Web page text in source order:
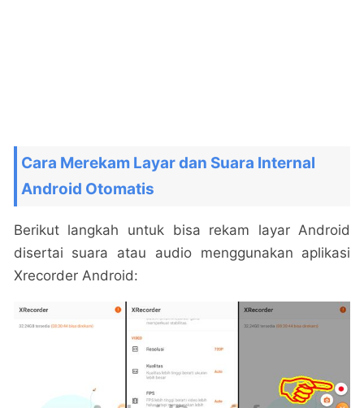
Cara Merekam Layar dan Suara Internal
Android Otomatis
Berikut langkah untuk bisa rekam layar Android
disertai suara atau audio menggunakan aplikasi
Xrecorder Android: